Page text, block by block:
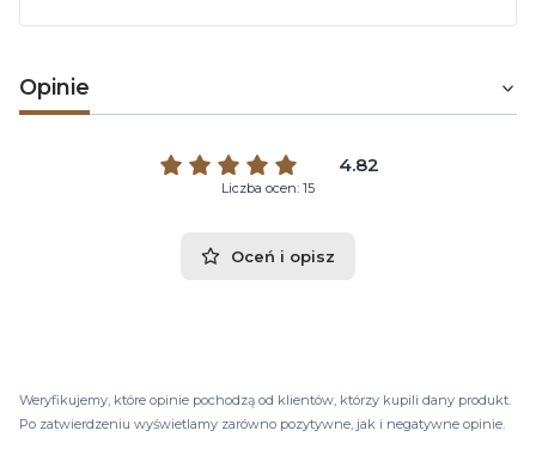
Opinie
4.82
Liczba ocen: 15
Oceń i opisz
Weryfikujemy, które opinie pochodzą od klientów, którzy kupili dany produkt.
Po zatwierdzeniu wyświetlamy zarówno pozytywne, jak i negatywne opinie.